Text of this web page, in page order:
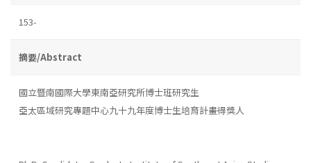
153-
摘要/Abstract
國立暨南國際大學東南亞研究所博士班研究生
亞太區域研究專題中心九十九年度博士生培育計畫得獎人